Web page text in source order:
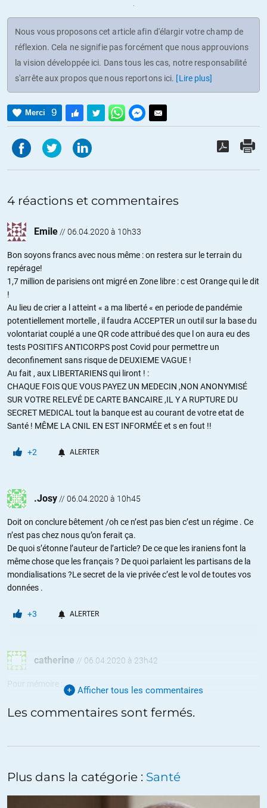
Nous vous proposons cet article afin d'élargir votre champ de
réflexion. Cela ne signifie pas forcément que nous approuvions
la vision développée ici. Dans tous les cas, notre responsabilité
s'arrête aux propos que nous reportons ici. [Lire plus]
Merci 9
4 réactions et commentaires
Emile// 06.04.2020 à 10h33
Bon soyons francs avec nous même : on restera sur le terrain du
repérage!
1,7 million de parisiens ont migré en Zone libre : c est Orange qui le dit
!
Au lieu de crier a l atteint « a ma liberté « en periode de pandémie
potentiellement mortelle , il faudra ACCEPTER un outil sur la base du
volontariat couplé a une QR code attribué des que l on aura eu des
tests POSITIFS ANTICORPS post Covid pour permettre un
deconfinement sans risque de DEUXIEME VAGUE !
Au fait , aux LIBERTARIENS qui liront ! :
CHAQUE FOIS QUE VOUS PAYEZ UN MEDECIN ,NON ANONYMISÉ
SUR VOTRE RELEVÉ DE CARTE BANCAIRE ,IL Y A RUPTURE DU
SECRET MEDICAL tout la banque est au courant de votre etat de
Santé ! MÊME LA CNIL EN EST INFORMÉE et s en fout !!
+2 ALERTER
.Josy// 06.04.2020 à 10h45
Doit on conclure bêtement /oh ce n’est pas bien c’est un régime . Ce
n’est pas chez nous qu’on ferait ça.
De quoi s’étonne l’auteur de l’article? De ce que les iraniens font la
même chose que les français ? De quoi parlaient les partisans de la
mondialisations ?Le secret de la vie privée c’est le vol de toutes vos
données .
+3 ALERTER
catherine // 06.04.2020 à 23h42
https://www.les-crises.fr/voici-les-localisations-reelles-de-millions-d-
+1
thibaut//07.04.2020 à 06h27
Afficher tous les commentaires
Les commentaires sont fermés.
Plus dans la catégorie : Santé